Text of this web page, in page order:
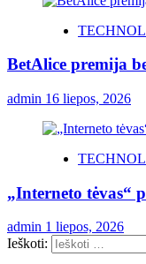
BetAlice premija
admin 16 liepos, 2026
„Interneto tėvas“
admin 1 liepos, 2026
Ieškoti: